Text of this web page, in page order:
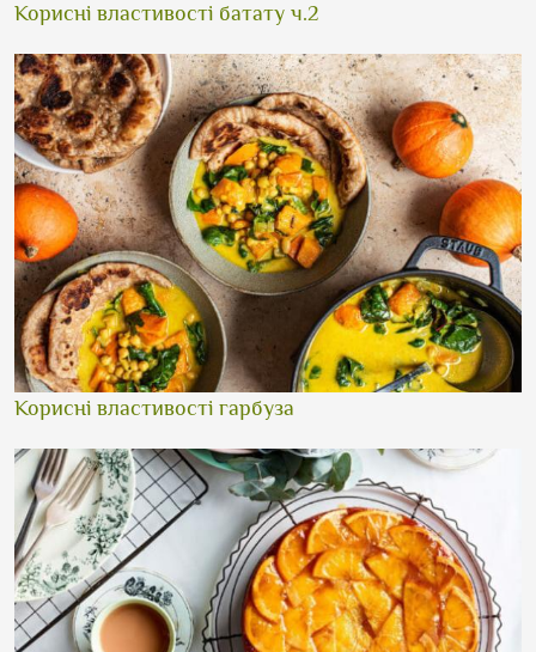
Корисні властивості батату ч.2
Корисні властивості гарбуза